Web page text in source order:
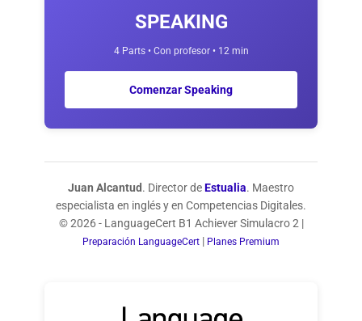
SPEAKING
4 Parts • Con profesor • 12 min
Comenzar Speaking
Juan Alcantud . Director deEstualia. Maestro
especialista en inglés y en Competencias Digitales.
© 2026 - LanguageCert B1 Achiever Simulacro 2 |
Preparación LanguageCert | Planes Premium